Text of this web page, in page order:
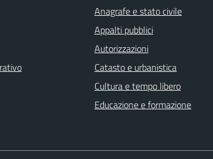
Anagrafe e stato civile
Appalti pubblici
Autorizzazioni
Catasto e urbanistica
Cultura e tempo libero
Educazione e formazione